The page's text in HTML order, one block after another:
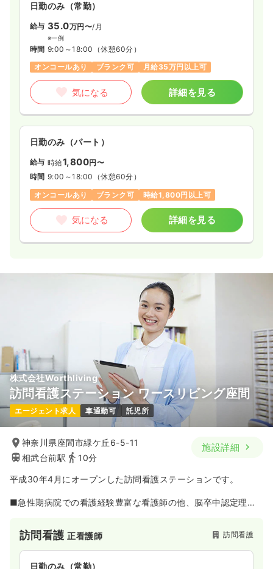
日勤のみ（常勤）
給与 35.0万円〜/月
※一例
時間 9:00～18:00 （休憩60分）
オンコールあり
ブランク可 月給35万円以上可
気になる 詳細を見る
日勤のみ（パート）
給与 時給1,800円〜
時間 9:00～18:00 （休憩60分）
オンコールあり
ブランク可 時給1,800円以上可
気になる 詳細を見る
株式会社Worthliving
訪問看護ステーション ワースリビング座間
エージェント求人 車通勤可 託児所
神奈川県座間市緑ケ丘6-5-11
相武台前駅
10分
施設詳細
平成30年4月にオープンした訪問看護ステーションです。
■急性期病院での看護経験豊富な看護師の他、脳卒中認定理学
を通してより良い介入ができるように研鑽しています。
■20～30代の若いスタッフも多く、活気があり、コミュニケー
訪問看護正看護師 訪問看護
日勤のみ（常勤）